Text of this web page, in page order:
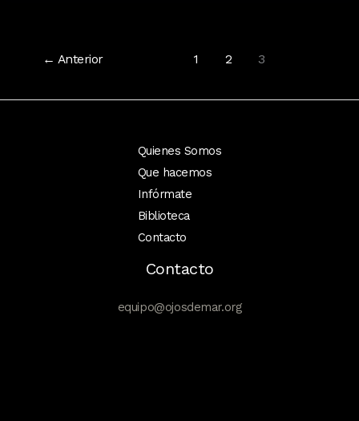
← Anterior 1 2 3
Quienes Somos
Que hacemos
Infórmate
Biblioteca
Contacto
Contacto
equipo@ojosdemar.org